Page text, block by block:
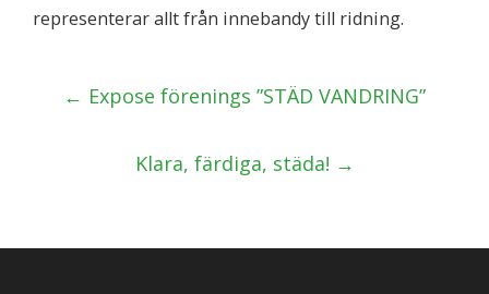
representerar allt från innebandy till ridning.
Post
← Expose förenings ”STÄD VANDRING”
Klara, färdiga, städa! →